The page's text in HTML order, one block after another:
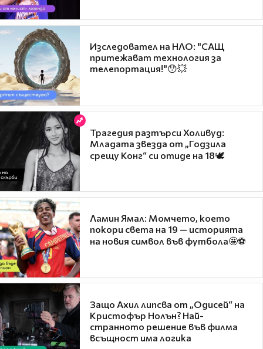
Изследовател на НЛО: "САЩ
притежават технология за
телепортация!"😯💥
Трагедия разтърси Холивуд:
Младата звезда от „Годзила
срещу Конг“ си отиде на 18🕊️
Ламин Ямал: Момчето, което
покори света на 19 — историята
на новия символ във футбола🤩⚽
Защо Ахил липсва от „Одисей“ на
Кристофър Нолън? Най-
странното решение във филма
всъщност има логика